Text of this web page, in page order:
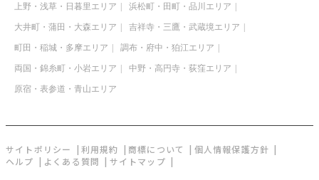
上野・浅草・日暮里エリア 浜松町・田町・品川エリア
大井町・蒲田・大森エリア 吉祥寺・三鷹・武蔵境エリア
町田・稲城・多摩エリア 調布・府中・狛江エリア
両国・錦糸町・小岩エリア 中野・高円寺・荻窪エリア
原宿・表参道・青山エリア
サイトポリシー 利用規約 商標について
個人情報保護方針
ヘルプ
よくある質問 サイトマップ